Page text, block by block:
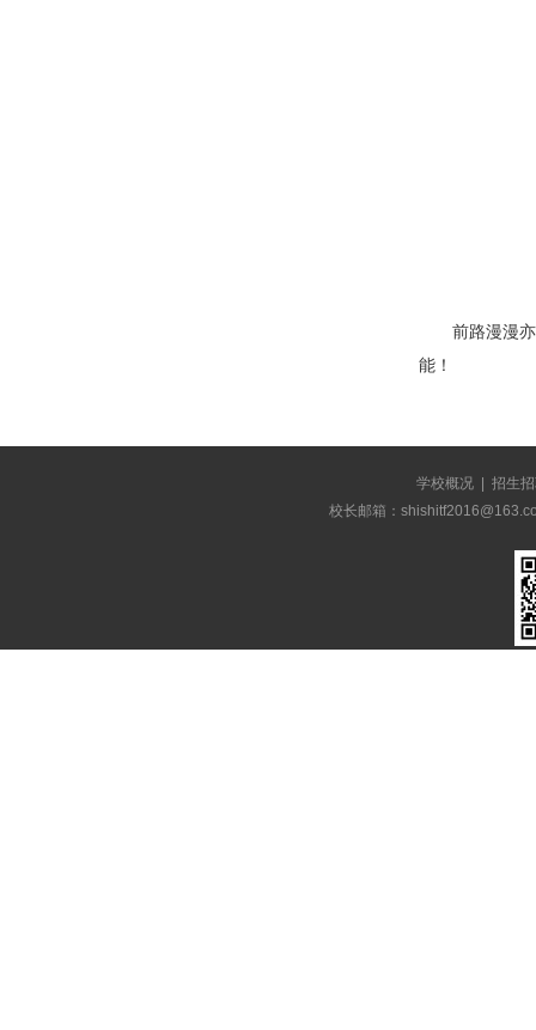
前路漫漫
能！
学校概况
招生
校长邮箱：